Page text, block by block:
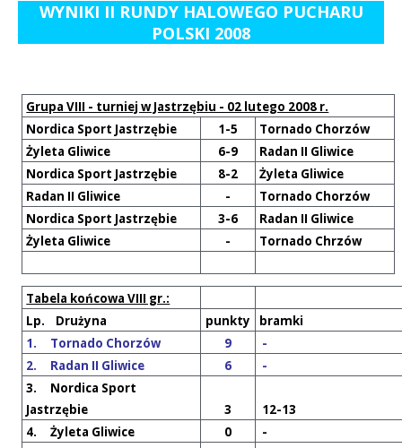
WYNIKI II RUNDY HALOWEGO PUCHARU
POLSKI 2008
Grupa VIII - turniej w Jastrzębiu - 02 lutego 2008 r.
Nordica Sport Jastrzębie
1-5
Tornado Chorzów
Żyleta Gliwice
6-9
Radan II Gliwice
Nordica Sport Jastrzębie
8-2
Żyleta Gliwice
Radan II Gliwice
-
Tornado Chorzów
Nordica Sport Jastrzębie
3-6
Radan II Gliwice
Żyleta Gliwice
- Tornado Chrzów
Tabela końcowa VIII gr.:
Lp. Drużyna
punkty
bramki
1. Tornado Chorzów
9
-
2. Radan II Gliwice
6
-
3. Nordica Sport
Jastrzębie
3
12-13
4. Żyleta Gliwice
0 -